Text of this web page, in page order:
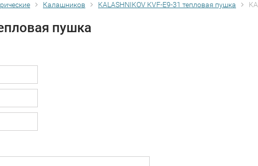
Калашников KALASHNIKOV KVF-E9-31 тепловая пушка
пушка